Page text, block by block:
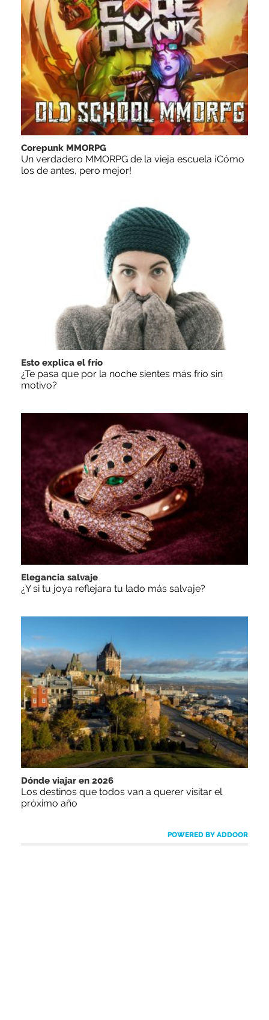
Corepunk MMORPG
Un verdadero MMORPG de la vieja escuela ¡Cómo
los de antes, pero mejor!
Esto explica el frío
¿Te pasa que por la noche sientes más frío sin
motivo?
Elegancia salvaje
¿Y si tu joya reflejara tu lado más salvaje?
Dónde viajar en 2026
Los destinos que todos van a querer visitar el
próximo año
POWERED BY ADDOOR